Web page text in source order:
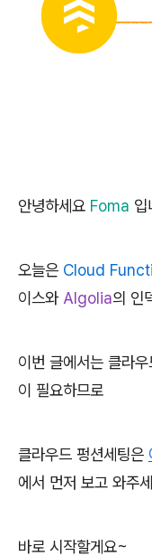
안녕하세요 Foma 입
오늘은 Cloud
이스와 Algolia의 인
이번 글에서는 클라
이 필요하므로
클라우드 펑션세팅은
에서 먼저 보고 와주
바로 시작할게요~